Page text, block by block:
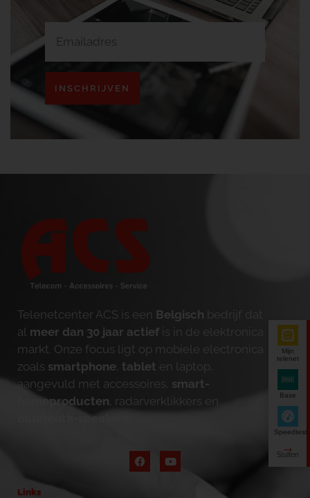
INSCHRIJVEN
Telenetcenter ACS is een Belgisch bedrijf dat
al meer dan 30 jaar actief is in de elektronica
markt. Onze focus ligt op mobiele electronica
zoals smartphone tablet en laptop,
aangevuld met accessoires, smart-
homeproducten , radarverklikkers en
bluetooth-speakers
Links
Mijn
telenet
Base
Speedtest